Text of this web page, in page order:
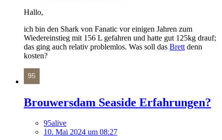
Hallo,
ich bin den Shark von Fanatic vor einigen Jahren zum
Wiedereinstieg mit 156 L gefahren und hatte gut 125kg drauf;
das ging auch relativ problemlos. Was soll das Brett denn
kosten?
Brouwersdam Seaside Erfahrungen?
95alive
10. Mai 2024 um 08:27